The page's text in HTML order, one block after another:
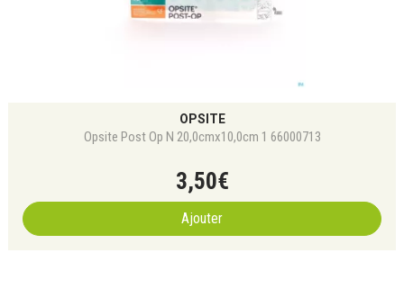
OPSITE
Opsite Post Op N 20,0cmx10,0cm 1 66000713
3,50€
Ajouter